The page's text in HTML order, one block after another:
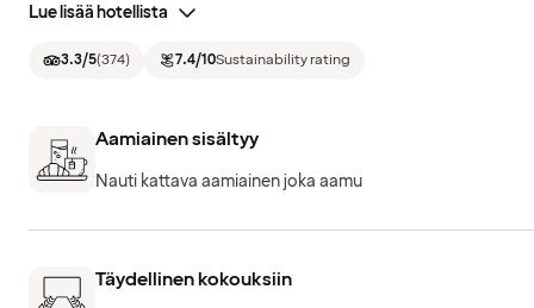
Lue lisää hotellista
3.3/5(374) 7.4/10Sustainability rating
Aamiainen sisältyy
Nauti kattava aamiainen joka aamu
Täydellinen kokouksiin